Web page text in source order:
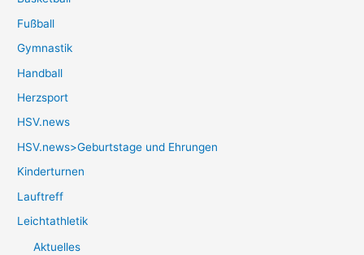
Fußball
Gymnastik
Handball
Herzsport
HSV.news
HSV.news>Geburtstage und Ehrungen
Kinderturnen
Lauftreff
Leichtathletik
Aktuelles